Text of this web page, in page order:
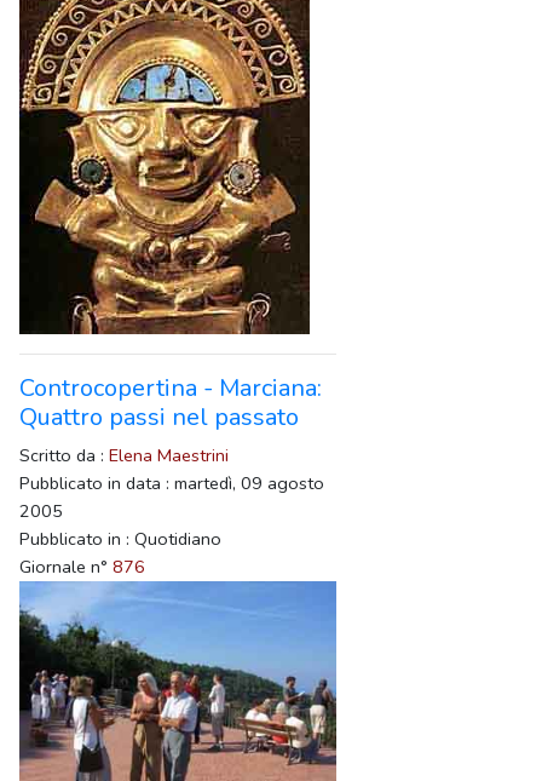
Controcopertina - Marciana:
Quattro passi nel passato
Scritto da : Elena Maestrini
Pubblicato in data : martedì, 09 agosto
2005
Pubblicato in : Quotidiano
Giornale n° 876